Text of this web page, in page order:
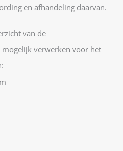
en afhandeling daarvan.
van de
mogelijk verwerken voor het